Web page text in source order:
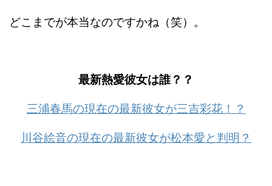
どこまでが本当なのですかね（笑）。
最新熱愛彼女は誰？？
三浦春馬の現在の最新彼女が三吉彩花！？
川谷絵音の現在の最新彼女が松本愛と判明？